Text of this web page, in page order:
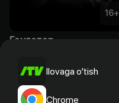
16+
Гангстер
Ilovaga o'tish
Chrome